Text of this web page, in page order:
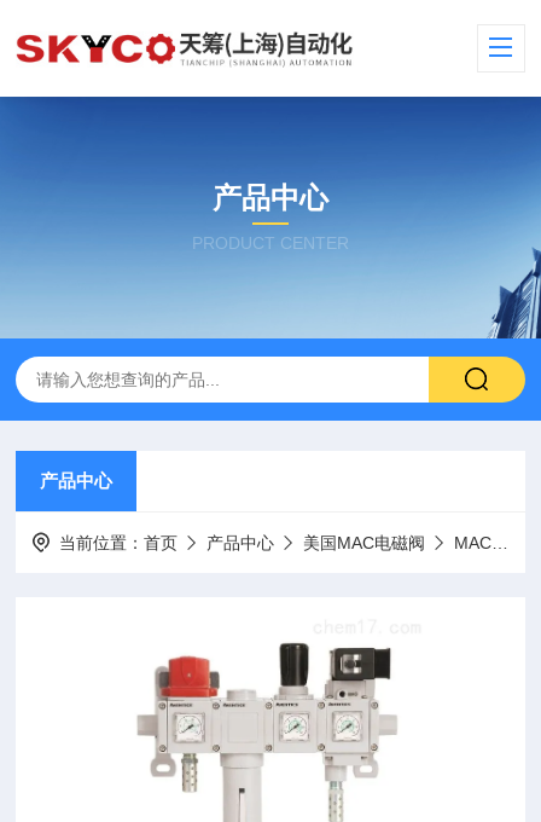
产品中心
PRODUCT CENTER
产品中心
当前位置：首页 产品中心 美国MAC电磁阀 MAC电磁阀